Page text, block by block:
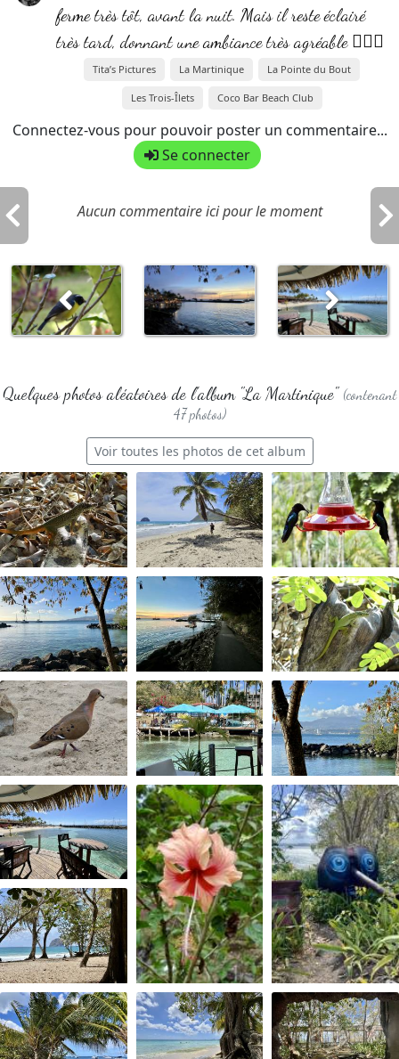
ferme très tôt, avant la nuit. Mais il reste éclairé
très tard, donnant une ambiance très agréable 👍🏻😍
Tita’s Pictures La Martinique La Pointe du Bout
Les Trois-Îlets Coco Bar Beach Club
Connectez-vous pour pouvoir poster un commentaire...
Se connecter
Aucun commentaire ici pour le moment
Quelques photos aléatoires de l'album "La Martinique" (contenant
47 photos)
Voir toutes les photos de cet album